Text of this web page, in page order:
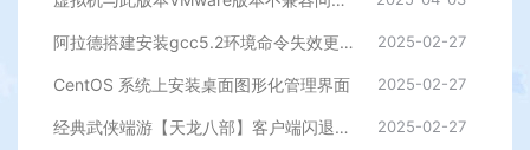
阿拉德搭建安装gcc5.2环境命令失效更新 2025-02-27
CentOS 系统上安装桌面图形化管理界面 2025-02-27
经典武侠端游【天龙八部】客户端闪退，提示过期等修复插件 2025-02-27